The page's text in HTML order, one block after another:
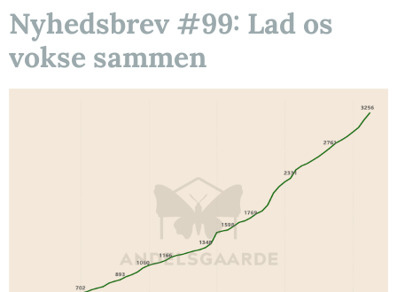
Nyhedsbrev #99: Lad os
vokse sammen